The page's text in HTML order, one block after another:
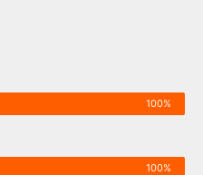
100%
100%